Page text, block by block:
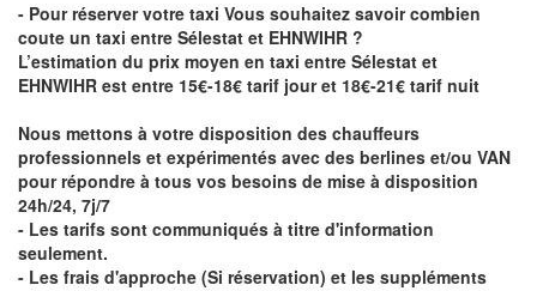
- Pour réserver votre taxi Vous souhaitez savoircombien
coute un taxi entre Sélestat et EHNWIHR ?
L’estimation du prix moyen en taxi entre Sélestat et
EHNWIHR est entre 15€-18€ tarif jour et 18€-21€ tarif nuit
Nous mettons à votre disposition des chauffeurs
professionnels et expérimentés avec des berlines et/ou VAN
pour répondre à tous vos besoins de mise à disposition
24h/24, 7j/7
- Les tarifs sont communiqués à titre d'information
seulement.
- Les frais d'approche (Si réservation) et les suppléments